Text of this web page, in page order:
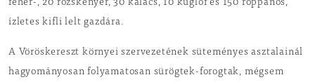
fehér-, 20 rozskenyér, 30 kalács, 10 kuglóf és 150 roppanós,
ízletes kifli lelt gazdára.
A Vöröskereszt környei szervezetének süteményes asztalainál
hagyományosan folyamatosan sürögtek-forogtak, mégsem